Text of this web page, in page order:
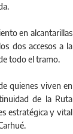
en alcantarillas
dos accesos a la
todo el tramo.
quienes viven en
de la Ruta
estratégica y vital